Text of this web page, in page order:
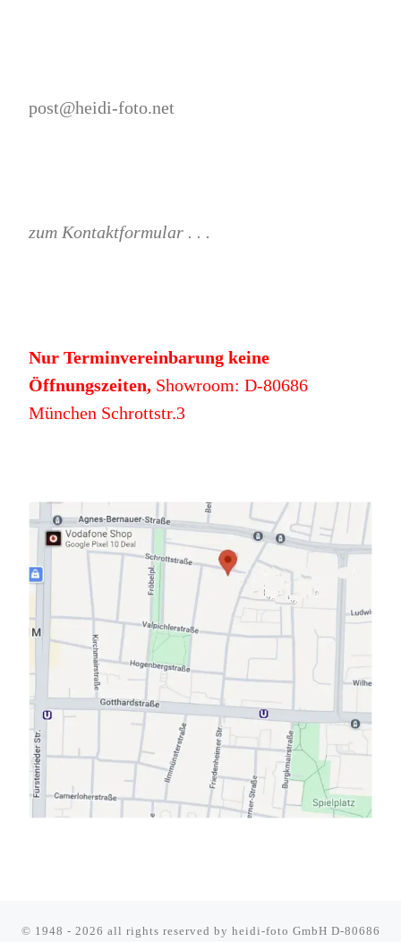
post@heidi-foto.net
zum Kontaktformular . . .
Nur Terminvereinbarung keine
Öffnungszeiten,Showroom: D-80686
München Schrottstr.3
© 1948 - 2026 all rights reserved by heidi-foto GmbH D-80686